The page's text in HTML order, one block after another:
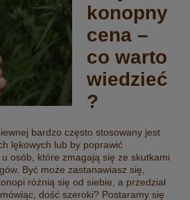
konopny
cena –
co warto
wiedzieć
?
bardzo często stosowany jest
lękowych lub by poprawić
osób, które zmagają się ze skutkami
Być może zastanawiasz się,
różnią się od siebie, a przedział
dość szeroki? Postaramy się